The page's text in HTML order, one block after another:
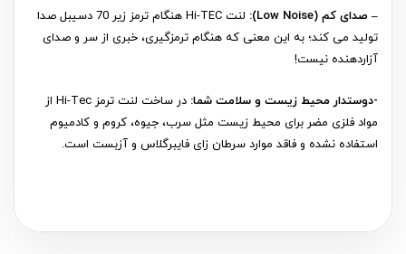
– صدای کم (Low Noise):
لنت Hi-TEC هنگام ترمز زیر 70 دسیبل صدا
تولید می کند؛ به این معنی که هنگام ترمزگیری، خبری از سر و صدای
آزاردهنده نیست!
-دوستدار محیط زیست و سلامت شما:
در ساخت لنت ترمز Hi-Tec از
مواد فلزی مضر برای محیط زیست مثل سرب، جیوه، کروم و کادمیوم
استفاده نشده و فاقد موارد سرطان زای فایبرگلاس و آزبست است.